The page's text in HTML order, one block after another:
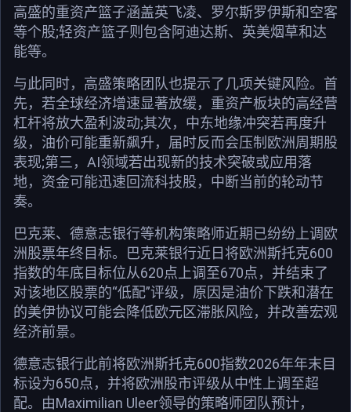
高盛的重资产篮子涵盖英飞凌、罗尔斯罗伊斯和空客
等个股;轻资产篮子则包含阿迪达斯、英美烟草和达
能等。
与此同时，高盛策略团队也提示了几项关键风险。首
先，若全球经济增速显著放缓，重资产板块的高经营
杠杆将放大盈利波动;其次，中东地缘冲突若再度升
级，油价可能重新飙升，届时反而会压制欧洲周期股
表现;第三，AI领域若出现新的技术突破或应用落
地，资金可能迅速回流科技股，中断当前的轮动节
奏。
巴克莱、德意志银行等机构策略师近期已纷纷上调欧
洲股票年终目标。巴克莱银行近日将欧洲斯托克600
指数的年底目标位从620点上调至670点，并结束了
对该地区股票的“低配”评级，原因是油价下跌和潜在
的美伊协议可能会降低欧元区滞胀风险，并改善宏观
经济前景。
德意志银行此前将欧洲斯托克600指数2026年年末目
标设为650点，并将欧洲股市评级从中性上调至超
配。由Maximilian Uleer领导的策略师团队预计，